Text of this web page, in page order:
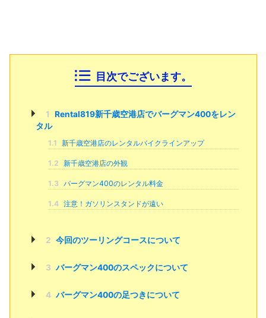
目次でございます。
1
Rental819新千歳空港店でバーグマン400をレン
タル
1.1 新千歳空港店のレンタルバイクラインアップ
1.2 新千歳空港店の外観
1.3 バーグマン400のレンタル料金
1.4 注意！ガソリンスタンドが遠い
2 今回のツーリングコースについて
3 バーグマン400のスペックについて
4 バーグマン400の足つきについて